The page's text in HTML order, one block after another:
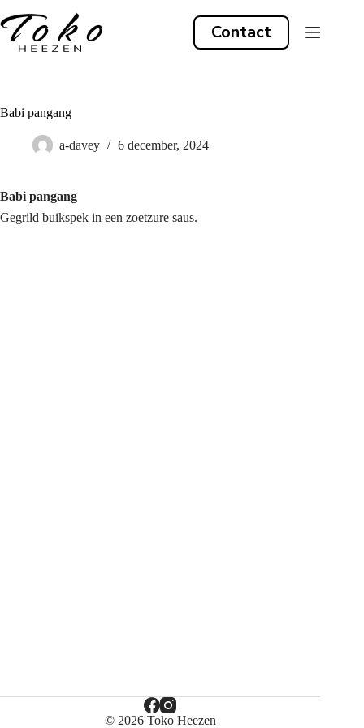
naar
de
inhoud
Contact
Babi pangang
a-davey 6 december, 2024
Babi pangang
Gegrild buikspek in een zoetzure saus.
© 2026 Toko Heezen